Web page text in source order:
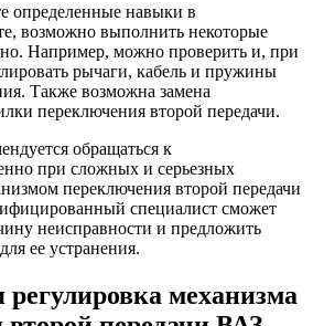
определенные навыки в
возможно выполнить некоторые
Например, можно проверить и, при
рычаги, кабель и пружины
Также возможна замена
переключения второй передачи.
обращаться к
при сложных и серьезных
переключения второй передачи
специалист сможет
неисправности и предложить
ее устранения.
механизма